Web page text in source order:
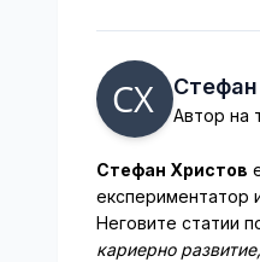
Автор на
Стефан Христов
експериментатор
Неговите статии
кариерно